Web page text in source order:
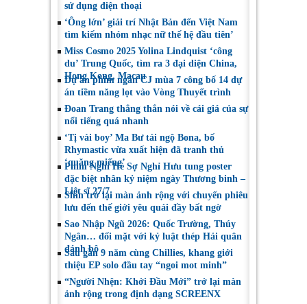
sử dụng điện thoại
‘Ông lớn’ giải trí Nhật Bản đến Việt Nam
tìm kiếm nhóm nhạc nữ thế hệ đầu tiên’
Miss Cosmo 2025 Yolina Lindquist ‘công
du’ Trung Quốc, tìm ra 3 đại diện China,
Hong Kong, Macau
Dự án phim ngắn CJ mùa 7 công bố 14 dự
án tiềm năng lọt vào Vòng Thuyết trình
Đoan Trang thẳng thắn nói về cái giá của sự
nổi tiếng quá nhanh
‘Tị vài boy’ Ma Bư tái ngộ Bona, bố
Rhymastic vừa xuất hiện đã tranh thủ
‘quăng miếng’
Phim Nghỉ Hè Sợ Nghỉ Hưu tung poster
đặc biệt nhân kỷ niệm ngày Thương binh –
Liệt sĩ 27/7
Shin trở lại màn ảnh rộng với chuyến phiêu
lưu đến thế giới yêu quái đầy bất ngờ
Sao Nhập Ngũ 2026: Quốc Trường, Thúy
Ngân… đối mặt với kỷ luật thép Hải quân
đánh bộ
Sau gần 9 năm cùng Chillies, khang giới
thiệu EP solo đầu tay “ngoi mot minh”
“Người Nhện: Khởi Đầu Mới” trở lại màn
ảnh rộng trong định dạng SCREENX